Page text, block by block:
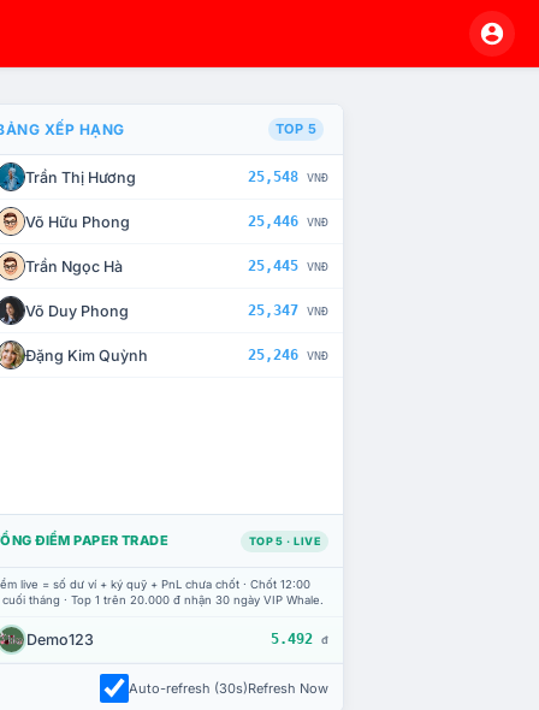
CHẾ TÀI XỬ LÝ VI PHẠM
XẾP HẠNG TOP 5
Trần Thị Hương 25,548 VNĐ
Võ Hữu Phong 25,446 VNĐ
Trần Ngọc Hà 25,445 VNĐ
Võ Duy Phong 25,347 VNĐ
Đặng Kim Quỳnh 25,246 VNĐ
ĐIỂM PAPER TRADE TOP 5 · LIVE
live = số dư ví + ký quỹ + PnL chưa chốt · Chốt 12:00
tháng · Top 1 trên 20.000 đ nhận 30 ngày VIP Whale.
Demo123 5.492 đ
Auto-refresh (30s)Refresh Now